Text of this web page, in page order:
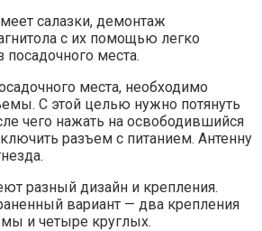
салазки, демонтаж
с их помощью легко
посадочного места.
места, необходимо
С этой целью нужно потянуть
чего нажать на освободившийся
разъем с питанием. Антенну
разный дизайн и крепления.
вариант — два крепления
и четыре круглых.